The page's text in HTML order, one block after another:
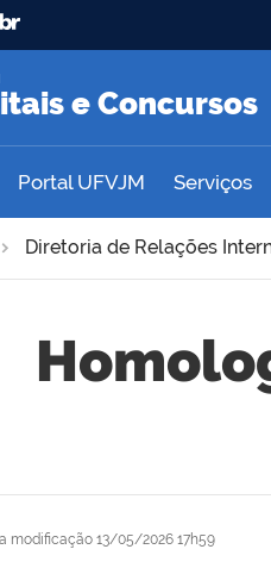
e Concursos
Portal UFVJM Serviços
Diretoria de Relações
modificação 13/05/2026 17h59